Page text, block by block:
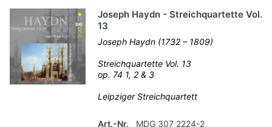
Joseph Haydn - Streichquartette Vol.
13
Joseph Haydn (1732 – 1809)
Streichquartette Vol. 13
op. 74 1, 2 & 3
Leipziger Streichquartett
Art.-Nr. MDG 307 2224-2